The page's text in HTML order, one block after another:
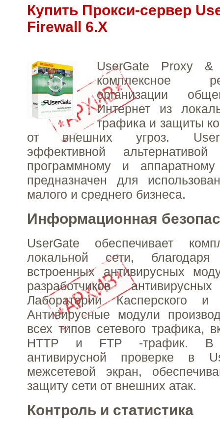
Купить Прокси-сервер
Firewall 6.X
UserGate Proxy
комплексное
организации
Интернет из
трафика и защиты
от внешних угроз.
эффективной альтернативой
программному и
предназначен для
малого и среднего бизнеса.
Информационная
UserGate обеспечивает
локальной сети,
встроенных антивирусных
разработчиков
Лаборатории Касперского
Антивирусные модули
всех типов сетевого трафика,
HTTP и FTP -трафик. В
антивирусной проверке в
межсетевой экран,
защиту сети от внешних атак.
Контроль и статистика